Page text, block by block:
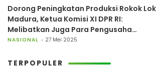
Dorong Peningkatan Produksi Rokok
Madura, Ketua Komisi XI DPR RI:
Melibatkan Juga Para Pengusaha
Rokoknya!
NASIONAL 27 Mei 2025
TERPOPULER